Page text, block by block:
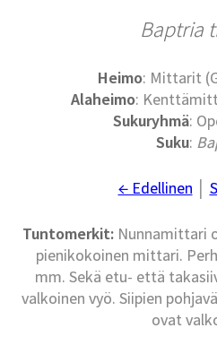
Baptria
Heimo: Mittarit
Alaheimo:
Sukuryhmä:
Suku:
← Edellinen
Tuntomerkit:Nunnamittari
pienikokoinen mittari.
mm. Sekä etu- että
valkoinen vyö. Siipien
ovat